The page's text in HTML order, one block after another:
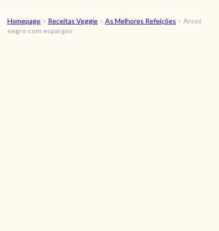
RECEITAS
Homepage > Receitas Veggie > As Melhores Refeições > Arroz
negro com espargos